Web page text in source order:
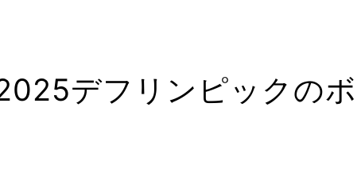
ボランティアで心がけたい６つのこと
ボランティアはじめの一歩
デフリンピックのボ